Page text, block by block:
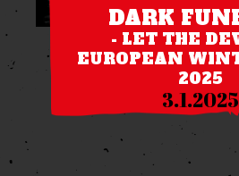
DARK
- LET THE
EUROPEAN
2025
3.1.2025